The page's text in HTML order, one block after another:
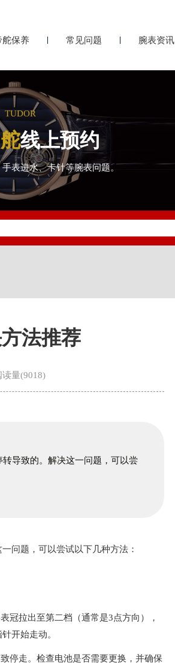
舵保养 常见问题 腕表资讯
TUDOR
线上预约
表进水、卡针等腕表问题。
）
法推荐
读量(9018)
导致的。解决这一问题，可以尝
问题，可以尝试以下几种方法：
拉出至第二档（通常是3点方向），
开始走动。
走。检查电池是否需要更换，并确保